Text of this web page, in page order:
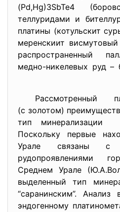
(Pd,Hg)3SbTe4
теллуридами и
платины (котульскит
меренскиит
распространенный
медно-никелевых руд –
Рассмотренный
(с золотом)
тип минерализации
Поскольку первые
Урале связаны с
рудопроявлениями
Среднем Урале
выделенный тип
“саранинским”.
эндогенному